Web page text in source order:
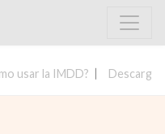
usar la IMDD? Descargar